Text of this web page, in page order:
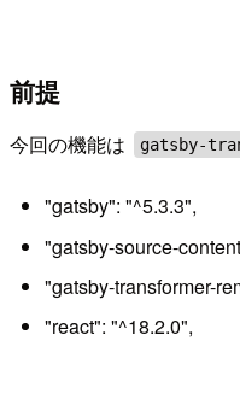
前提
今回の機能は gatsby-
"gatsby": "^5.3.3",
"gatsby-source-
"gatsby-transformer-
"react": "^18.2.0",